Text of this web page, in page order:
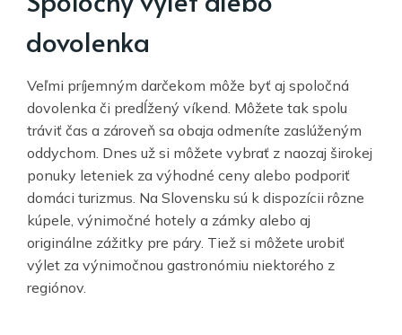
dovolenka
Veľmi príjemným darčekom môže byť aj spoločná
dovolenka či predĺžený víkend. Môžete tak spolu
tráviť čas a zároveň sa obaja odmeníte zaslúženým
oddychom. Dnes už si môžete vybrať z naozaj širokej
ponuky leteniek za výhodné ceny alebo podporiť
domáci turizmus. Na Slovensku sú k dispozícii rôzne
kúpele, výnimočné hotely a zámky alebo aj
originálne zážitky pre páry. Tiež si môžete urobiť
výlet za výnimočnou gastronómiu niektorého z
regiónov.